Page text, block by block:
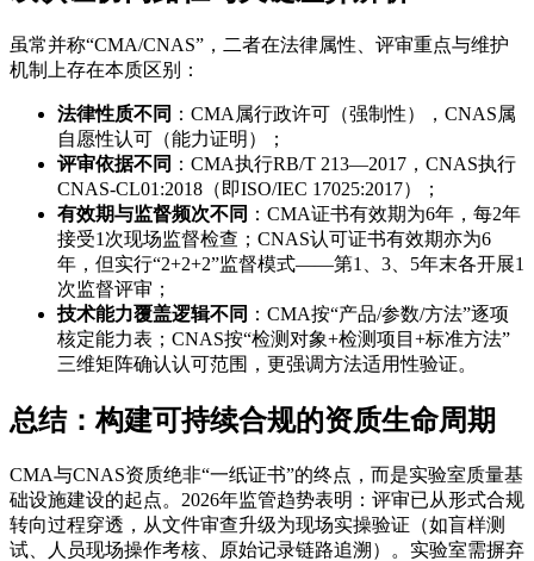
虽常并称“CMA/CNAS”，二者在法律属性、评审重点与维护
机制上存在本质区别：
法律性质不同 ：CMA属行政许可（强制性），CNAS属
自愿性认可（能力证明）；
评审依据不同 ：CMA执行RB/T 213—2017，CNAS执行
CNAS-CL01:2018（即ISO/IEC 17025:2017）；
有效期与监督频次不同 ：CMA证书有效期为6年，每2年
接受1次现场监督检查；CNAS认可证书有效期亦为6
年，但实行“2+2+2”监督模式——第1、3、5年末各开展1
次监督评审；
技术能力覆盖逻辑不同 ：CMA按“产品/参数/方法”逐项
核定能力表；CNAS按“检测对象+检测项目+标准方法”
三维矩阵确认认可范围，更强调方法适用性验证。
总结：构建可持续合规的资质生命周期
CMA与CNAS资质绝非“一纸证书”的终点，而是实验室质量基
础设施建设的起点。2026年监管趋势表明：评审已从形式合规
转向过程穿透，从文件审查升级为现场实操验证（如盲样测
试、人员现场操作考核、原始记录链路追溯）。实验室需摒弃